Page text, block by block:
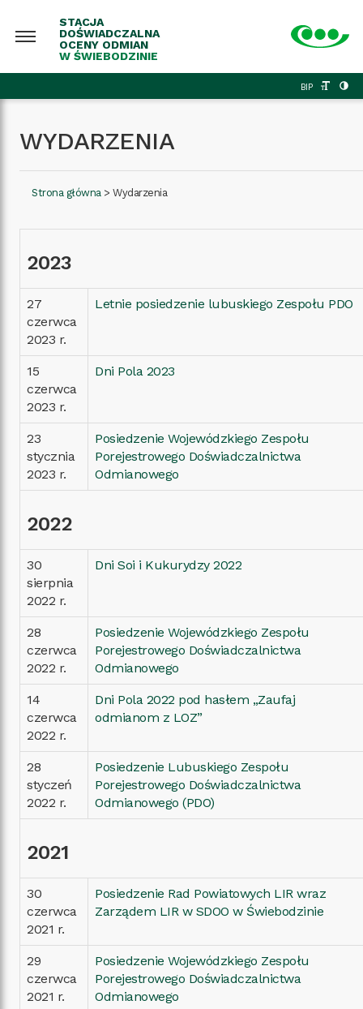
STACJA
DOŚWIADCZALNA
OCENY ODMIAN
W ŚWIEBODZINIE
BIP
WYDARZENIA
Strona główna> Wydarzenia
2023
27
czerwca
2023 r.
Letnie posiedzenie lubuskiego Zespołu PDO
15
czerwca
2023 r.
Dni Pola 2023
23
stycznia
2023 r.
Posiedzenie Wojewódzkiego Zespołu
Porejestrowego Doświadczalnictwa
Odmianowego
2022
30
sierpnia
2022 r.
Dni Soi i Kukurydzy 2022
28
czerwca
2022 r.
Posiedzenie Wojewódzkiego Zespołu
Porejestrowego Doświadczalnictwa
Odmianowego
14
czerwca
2022 r.
Dni Pola 2022 pod hasłem „Zaufaj
odmianom z LOZ”
28
styczeń
2022 r.
Posiedzenie Lubuskiego Zespołu
Porejestrowego Doświadczalnictwa
Odmianowego (PDO)
2021
30
czerwca
2021 r.
Posiedzenie Rad Powiatowych LIR wraz
Zarządem LIR w SDOO w Świebodzinie
29
czerwca
2021 r.
Posiedzenie Wojewódzkiego Zespołu
Porejestrowego Doświadczalnictwa
Odmianowego